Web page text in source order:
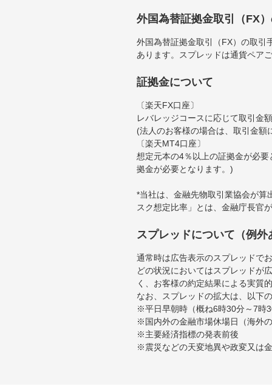
外国為替証拠金取引（FX
外国為替証拠金取引（FX）の取引
あります。スプレッドは通貨ペア
証拠金について
〔楽天FX口座〕
レバレッジコースに応じて取引金
(法人のお客様の場合は、取引金
〔楽天MT4口座〕
想定元本の4％以上の証拠金が必
拠金が必要となります。)
*当社は、金融先物取引業協会が算
スク想定比率」とは、金融庁長官
スプレッドについて（例外
通常時は広告表示のスプレッドで
どの状況においてはスプレッドが
く、お客様の約定結果による実質
なお、スプレッドの拡大は、以下
※平日早朝時（概ね6時30分～7時
※国内外の金融市場休場日（海外
※主要経済指標の発表前後
※震災などの天変地異や政変又は